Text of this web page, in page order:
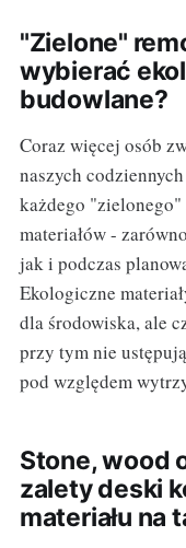
"Zielone"
wybierać
budowlane?
Coraz więcej osób
naszych
każdego
materiałów -
jak i podczas
Ekologiczne
dla środowiska, ale
przy tym nie
pod względem
Stone, wood
zalety deski
materiału na